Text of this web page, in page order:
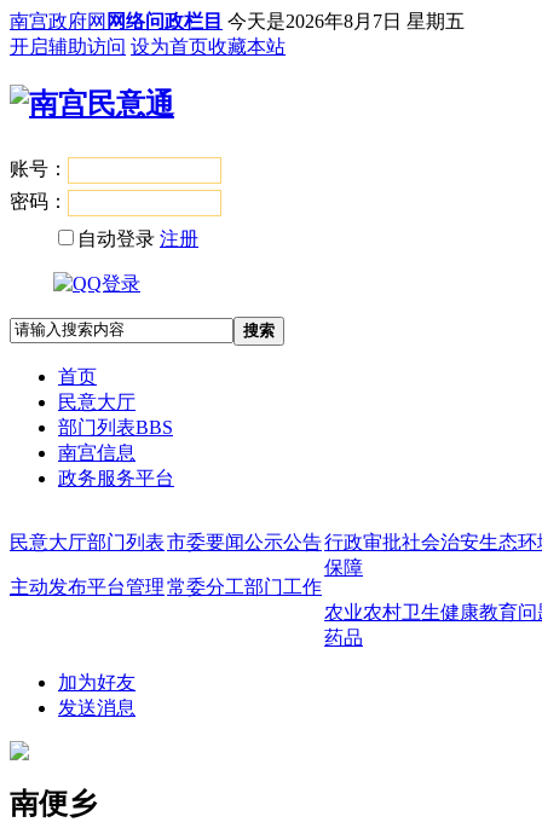
南宫政府网 网络问政栏目 今天是2026年8月7日 星期五
开启辅助访问 设为首页收藏本站
账号：
密码：
自动登录 注册
搜索
首页
民意大厅
部门列表BBS
南宫信息
政务服务平台
民意大厅部门列表
主动发布平台管理
市委要闻公示公告
常委分工部门工作
行政审批社会治安生态环
保障
农业农村卫生健康教育问
药品
加为好友
发送消息
南便乡